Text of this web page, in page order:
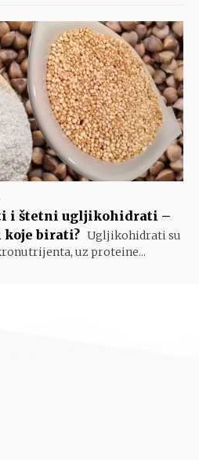
i štetni ugljikohidrati –
birati? Ugljikohidrati su
uz proteine...